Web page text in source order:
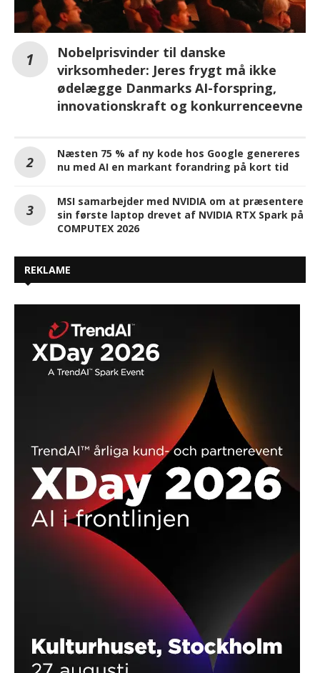
Nobelprisvinder til danske
virksomheder: Jeres frygt må ikke
ødelægge Danmarks AI-forspring,
innovationskraft og konkurrenceevne
Næsten 75 % af ny kode hos Google genereres
nu med AI en markant forandring på kort tid
MSI samarbejder med NVIDIA om at præsentere
sin første laptop drevet af NVIDIA RTX Spark på
COMPUTEX 2026
REKLAME